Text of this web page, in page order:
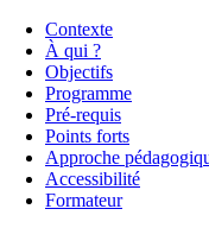
Contexte
À qui ?
Objectifs
Programme
Pré-requis
Points forts
Approche
Accessibilité
Formateur